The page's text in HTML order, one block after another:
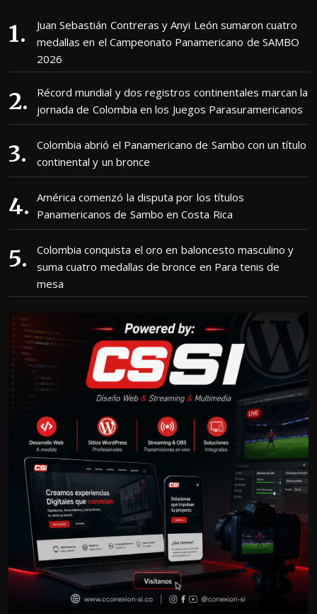
Juan Sebastián Contreras y Anyi León sumaron cuatro
medallas en el Campeonato Panamericano de SAMBO
2026
Récord mundial y dos registros continentales marcan la
jornada de Colombia en los Juegos Parasuramericanos
Colombia abrió el Panamericano de Sambo con un título
continental y un bronce
América comenzó la disputa por los títulos
Panamericanos de Sambo en Costa Rica
Colombia conquista el oro en baloncesto masculino y
suma cuatro medallas de bronce en Para tenis de
mesa